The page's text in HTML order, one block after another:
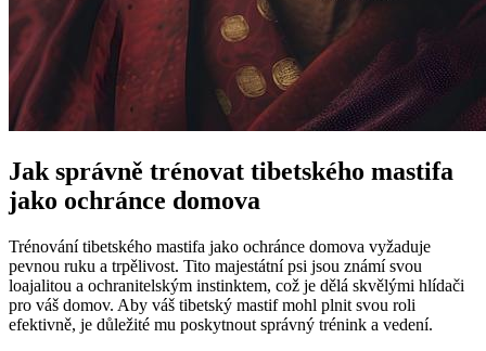
Jak správně trénovat tibetského mastifa
jako ochránce domova
Trénování tibetského mastifa jako ochránce domova vyžaduje
pevnou ruku a trpělivost. Tito majestátní psi jsou známí svou
loajalitou a ochranitelským instinktem, což je dělá skvělými hlídači
pro váš domov. Aby váš tibetský mastif mohl plnit svou roli
efektivně, je důležité mu poskytnout správný trénink a vedení.